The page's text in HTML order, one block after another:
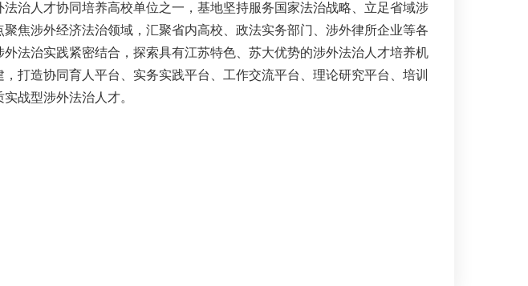
治人才协同培养高校单位之一，基地坚持服务国家法治战略、立足省域涉
焦涉外经济法治领域，汇聚省内高校、政法实务部门、涉外律所企业等各
法治实践紧密结合，探索具有江苏特色、苏大优势的涉外法治人才培养机
打造协同育人平台、实务实践平台、工作交流平台、理论研究平台、培训
战型涉外法治人才。